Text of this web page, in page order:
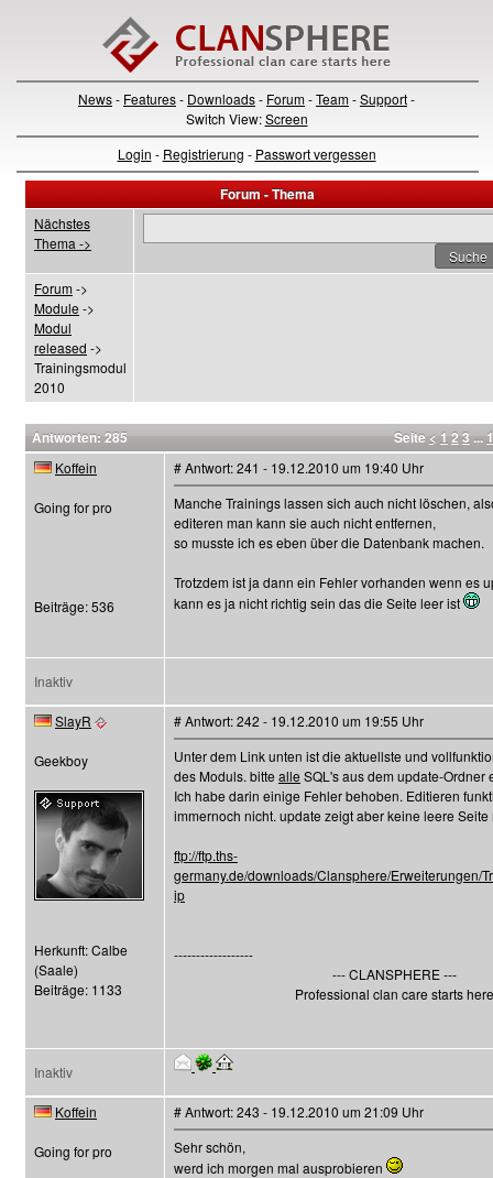
News- Features- Downloads- Forum-Team-Support-
Switch View:Screen
Login - Registrierung - Passwort vergessen
Forum - Thema
Nächstes
Thema ->
Forum->
Module ->
Modul
released ->
Trainingsmodul
2010
Antworten: 285 Seite < 1 23 ...
Koffein
Going for pro
Beiträge: 536
# Antwort: 241 - 19.12.2010 um 19:40 Uhr
Manche Trainings lassen sich auch nicht löschen,
editeren man kann sie auch nicht entfernen,
so musste ich es eben über die Datenbank machen.
Trotzdem ist ja dann ein Fehler vorhanden wenn es
kann es ja nicht richtig sein das die Seite leer ist
Inaktiv
SlayR
Geekboy
Herkunft: Calbe
(Saale)
Beiträge: 1133
# Antwort: 242 - 19.12.2010 um 19:55 Uhr
Unter dem Link unten ist die aktuellste und
des Moduls. bitte alle SQL's aus dem update-Ordner
Ich habe darin einige Fehler behoben. Editieren
immernoch nicht. update zeigt aber keine leere Seite
ftp://ftp.ths-
germany.de/downloads/Clansphere/Erweiterungen/
ip
------------------
--- CLANSPHERE ---
Professional clan care starts here
Inaktiv
Koffein
Going for pro
# Antwort: 243 - 19.12.2010 um 21:09 Uhr
Sehr schön,
werd ich morgen mal ausprobieren